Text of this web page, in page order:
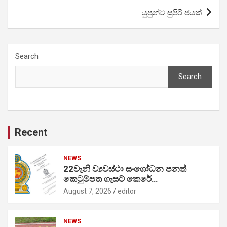
යුපුන්ට සුපිරි ජයක්
Search
Search
Recent
NEWS
22වැනි ව්‍යවස්ථා සංශෝධන පනත්
කෙටුම්පත ගැසට් කෙරේ…
August 7, 2026 editor
NEWS